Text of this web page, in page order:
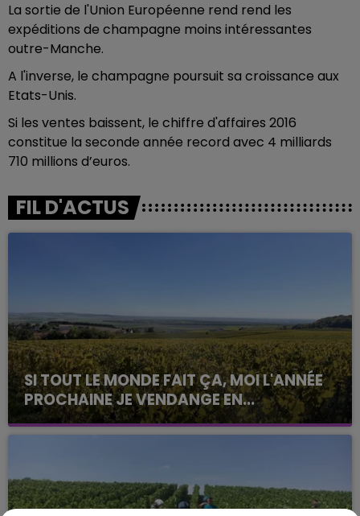
La sortie de l'Union Européenne rend rend les
expéditions de champagne moins intéressantes
outre-Manche.
A l'inverse, le champagne poursuit sa croissance aux
Etats-Unis.
Si les ventes baissent, le chiffre d'affaires 2016
constitue la seconde année record avec 4 milliards
710 millions d’euros.
FIL D'ACTUS
SI TOUT LE MONDE FAIT ÇA, MOI L'ANNÉE
PROCHAINE JE VENDANGE EN...
La vendange en Champagne a débuté ce jeudi 6
août dans la commune de Montgueux (Aube). Du